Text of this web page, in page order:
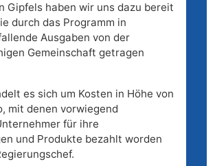
Gipfels haben wir uns dazu bereit
durch das Programm in
Ausgaben von der
Gemeinschaft getragen
es sich um Kosten in Höhe von
mit denen vorwiegend
für ihre
und Produkte bezahlt worden